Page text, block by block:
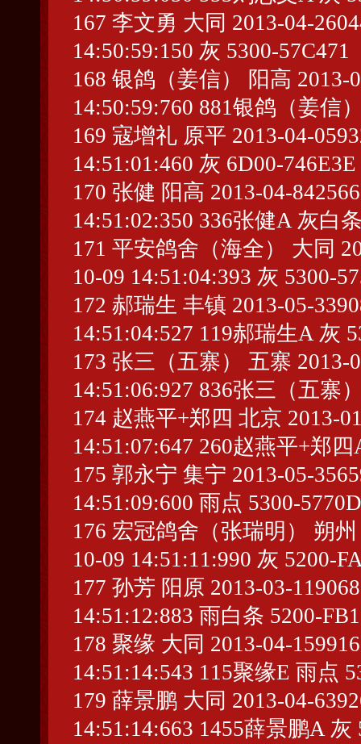
167 李文勇 大同 2013-04-
14:50:59:150 灰 5300-57C471
168 银鸽（姜信） 阳高 2013-
14:50:59:760 881银鸽（姜信
169 寇增礼 原平 2013-04-
14:51:01:460 灰 6D00-746E3E
170 张健 阳高 2013-04-
14:51:02:350 336张健A 灰白
171 平安鸽舍（海全） 大同
10-09 14:51:04:393 灰 5300-
172 郝瑞生 丰镇 2013-05-
14:51:04:527 119郝瑞生A 灰
173 张三（五寨） 五寨 2013-
14:51:06:927 836张三（五寨
174 赵燕平+郑四 北京 2013-
14:51:07:647 260赵燕平+郑
175 郭永宁 集宁 2013-05-
14:51:09:600 雨点 5300-
176 宏冠鸽舍（张瑞明） 朔州
10-09 14:51:11:990 灰 5200-
177 孙芳 阳原 2013-03-
14:51:12:883 雨白条 5200-
178 聚缘 大同 2013-04-
14:51:14:543 115聚缘E 雨点
179 薛景鹏 大同 2013-04-
14:51:14:663 1455薛景鹏A 灰